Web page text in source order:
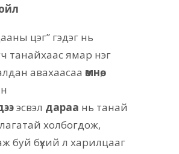
цэг” гэдэг нь
танайхаас ямар нэг
авахаасааөмнө,
эсвэл дараа нь танай
холбогдож,
буй бүхий л харилцааг